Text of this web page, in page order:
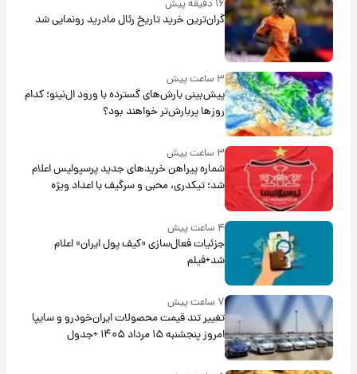
۱۶ دقیقه پیش
گران‌ترین خرید تاریخ رئال مادرید رونمایی شد
۳ ساعت پیش
پیش‌بینی بارش‌های گسترده با ورود ال‌نینو؛ کدام
روزها پربارش‌تر خواهند بود؟
۳ ساعت پیش
شماره پیراهن خریدهای جدید پرسپولیس اعلام
شد؛ تیکدری، محبی و سرگیف با اعداد ویژه
۴ ساعت پیش
جزئیات فعال‌سازی «کیف پول ایران» اعلام
شد+فیلم
۷ ساعت پیش
تغییر تند قیمت محصولات ایران‌خودرو و سایپا
امروز پنجشنبه ۱۵ مرداد ۱۴۰۵ +جدول